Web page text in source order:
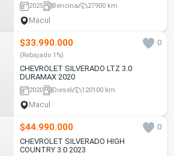
2025 Bencina 27900 km
Macul
$33.990.000 0
(Rebajado 1%)
CHEVROLET SILVERADO LTZ 3.0
DURAMAX 2020
2020 Diesel 120100 km
Macul
$44.990.000
0
CHEVROLET SILVERADO HIGH
COUNTRY 3.0 2023